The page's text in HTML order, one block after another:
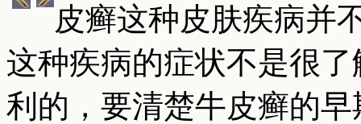
皮癣这种皮肤疾病并
这种疾病的症状不是很
利的，要清楚牛皮癣的